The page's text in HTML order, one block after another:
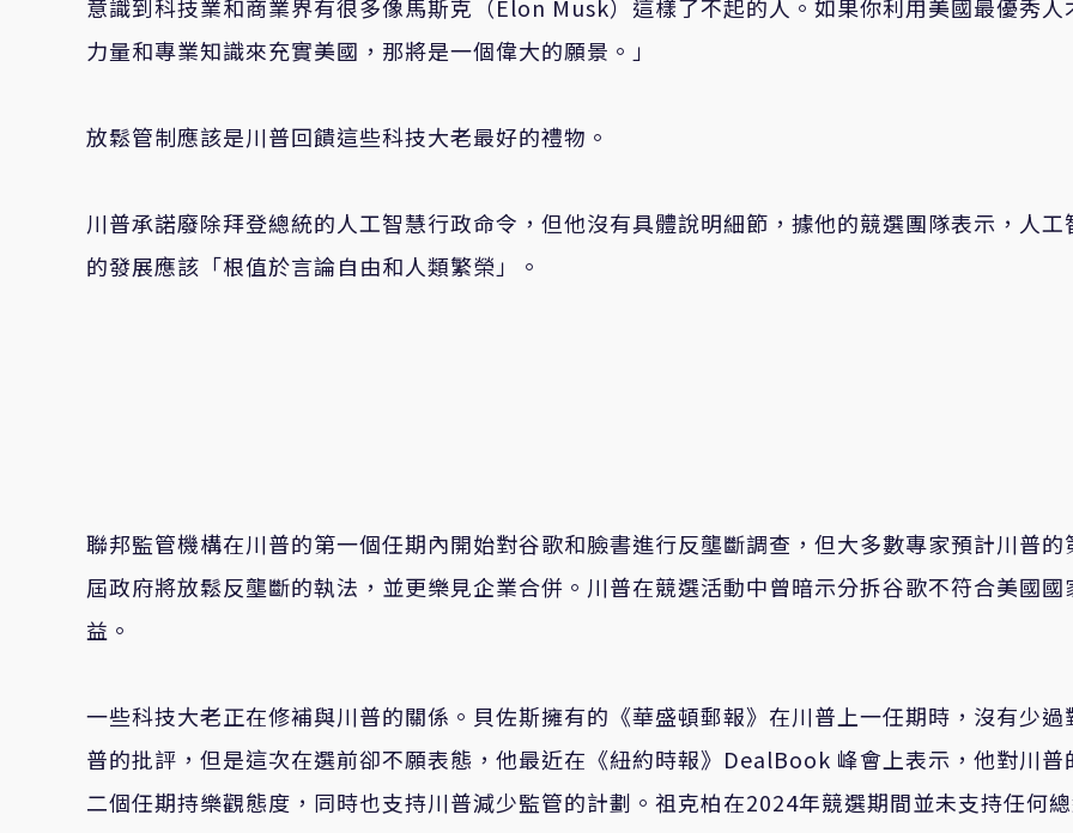
意識到科技業和商業界有很多像馬斯克（Elon Musk）這樣了不起的人。如果你利用美國最優秀人
力量和專業知識來充實美國，那將是一個偉大的願景。」
放鬆管制應該是川普回饋這些科技大老最好的禮物。
川普承諾廢除拜登總統的人工智慧行政命令，但他沒有具體說明細節，據他的競選團隊表示，人工
的發展應該「根值於言論自由和人類繁榮」。
聯邦監管機構在川普的第一個任期內開始對谷歌和臉書進行反壟斷調查，但大多數專家預計川普的
屆政府將放鬆反壟斷的執法，並更樂見企業合併。川普在競選活動中曾暗示分拆谷歌不符合美國國
益。
一些科技大老正在修補與川普的關係。貝佐斯擁有的《華盛頓郵報》在川普上一任期時，沒有少過
普的批評，但是這次在選前卻不願表態，他最近在《紐約時報》DealBook 峰會上表示，他對川普
二個任期持樂觀態度，同時也支持川普減少監管的計劃。祖克柏在2024年競選期間並未支持任何